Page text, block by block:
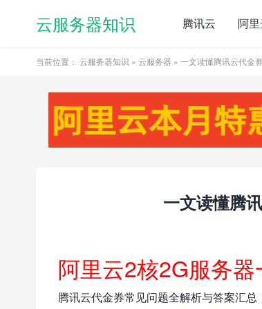
云服务器知识 腾讯云 阿
当前位置： 云服务器知识 » 云服务器 » 一文读懂腾讯云代金
一文读懂腾
阿里云2核2G服务
腾讯云代金券常见问题全解析与答案汇总